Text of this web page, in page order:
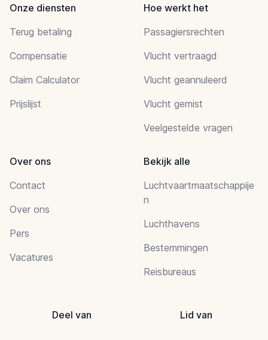
Onze diensten
Terug betaling
Compensatie
Claim Calculator
Prijslijst
Hoe werkt het
Passagiersrechten
Vlucht vertraagd
Vlucht geannuleerd
Vlucht gemist
Veelgestelde vragen
Over ons
Contact
Over ons
Pers
Vacatures
Bekijk alle
Luchtvaartmaatschappije
n
Luchthavens
Bestemmingen
Reisbureaus
Deel van Lid van